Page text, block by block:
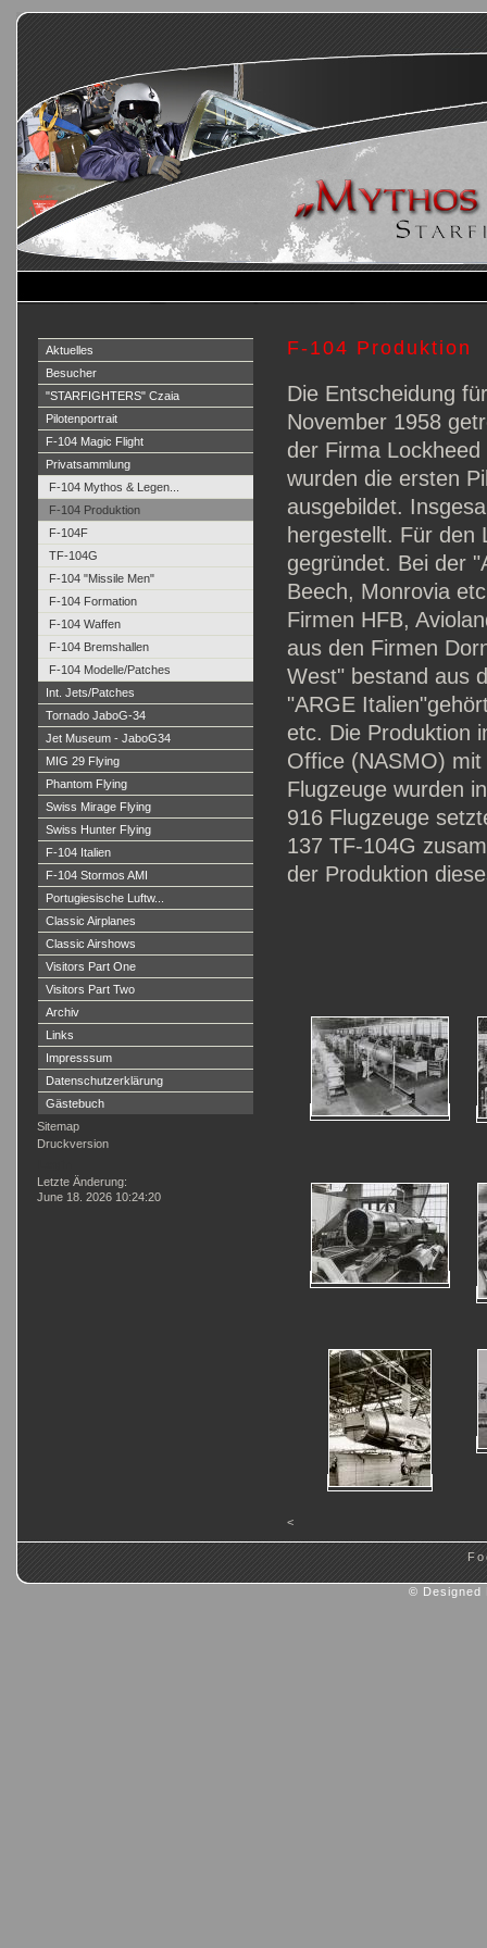
Aktuelles
Besucher
"STARFIGHTERS" Czaia
Pilotenportrait
F-104 Magic Flight
Privatsammlung
F-104 Mythos & Legen...
F-104 Produktion
F-104F
TF-104G
F-104 "Missile Men"
F-104 Formation
F-104 Waffen
F-104 Bremshallen
F-104 Modelle/Patches
Int. Jets/Patches
Tornado JaboG-34
Jet Museum - JaboG34
MIG 29 Flying
Phantom Flying
Swiss Mirage Flying
Swiss Hunter Flying
F-104 Italien
F-104 Stormos AMI
Portugiesische Luftw...
Classic Airplanes
Classic Airshows
Visitors Part One
Visitors Part Two
Archiv
Links
Impresssum
Datenschutzerklärung
Gästebuch
Sitemap
Druckversion
Letzte Änderung:
June 18. 2026 10:24:20
F-104 Produktion
Die Entscheidung
November 1958
der Firma
wurden die ersten
ausgebildet.
hergestellt. Für den
gegründet. Bei der
Beech, Monrovia
Firmen HFB,
aus den Firmen
West" bestand aus
"ARGE
etc. Die Produktion
Office (NASMO)
Flugzeuge wurden
916 Flugzeuge
137 TF-104G
der Produktion
<
© Designed